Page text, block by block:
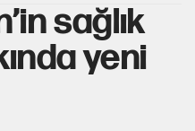
sağlık
yeni